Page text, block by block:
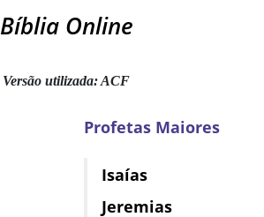
Bíblia Online
Versão utilizada: ACF
Profetas Maiores
Isaías
Jeremias